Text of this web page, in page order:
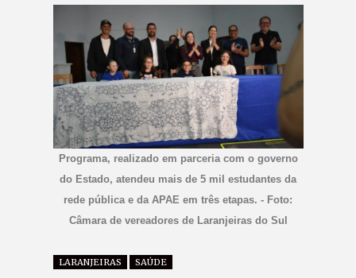
Programa, realizado em parceria com o governo
do Estado, atendeu mais de 5 mil estudantes da
rede pública e da APAE em três etapas. - Foto:
Câmara de vereadores de Laranjeiras do Sul
LARANJEIRAS SAÚDE